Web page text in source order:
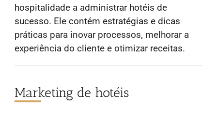
hospitalidade a administrar hotéis de
sucesso. Ele contém estratégias e dicas
práticas para inovar processos, melhorar a
experiência do cliente e otimizar receitas.
Marketing de hotéis